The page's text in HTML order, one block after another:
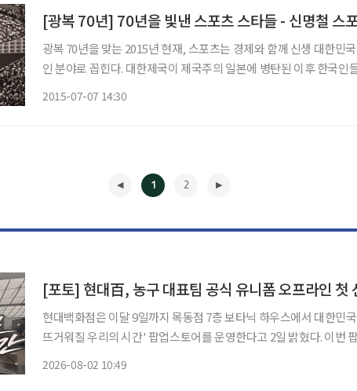
[광복 70년] 70년을 빛낸 스포츠 스타들 - 신명철 스
광복 70년을 맞는 2015년 현재, 스포츠는 경제와 함께 신생 대한민
인 분야로 꼽힌다. 대한제국이 제국주의 일본에 병탄된 이후 한국인
2015-07-07 14:30
1 2
[포토] 현대百, 농구 대표팀 공식 유니폼 오프라인 첫
현대백화점은 이달 9일까지 목동점 7층 보타닉 하우스에서 대한민
뜨거워질 우리의 시간' 팝업스토어를 운영한다고 2일 밝혔다. 이번 팝업에선 대한민국 농구
2026-08-02 10:49